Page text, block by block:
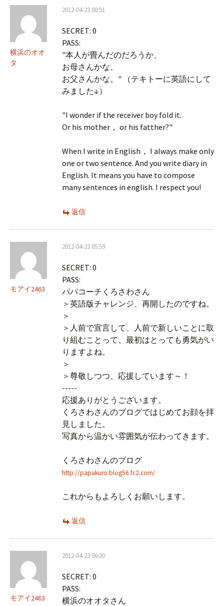
横浜のオオ
タ
2012-04-23 00:51
SECRET: 0
PASS:
"本人が畳んだのだろうか、
お母さんかな、
お父さんかな。" （テキトーに英語にして
みました↓）
"I wonder if the receiver boy fold it.
Or his mother， or his fatther?"
When I write in English， I always make only
one or two sentence. And you write diary in
English. It means you have to compose
many sentences in english. I respect you!
返信
モアイ2463
2012-04-23 05:59
SECRET: 0
PASS:
パパコーチくろさわさん
＞英語版チャレンジ、再開したのですね。
＞
＞人前で宣言して、人前で新しいことに取
り組むことって、最初はとっても勇気がい
りますよね。
＞
＞尊敬しつつ、応援しています～！
-----
応援ありがとうございます。
くろさわさんのブログではじめてお顔を拝
見しました。
写真から温かい雰囲気が伝わってきます。
くろさわさんのブログ
http://papakuro.blog56.fc2.com/
これからもよろしくお願いします。
返信
モアイ2463
2012-04-23 06:00
SECRET: 0
PASS:
横浜のオオタさん